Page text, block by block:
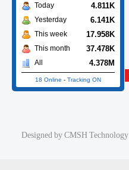
Today 4.811K
Yesterday 6.141K
This week 17.958K
This month 37.478K
All 4.378M
18 Online - Tracking ON
Designed byCMSH Technology